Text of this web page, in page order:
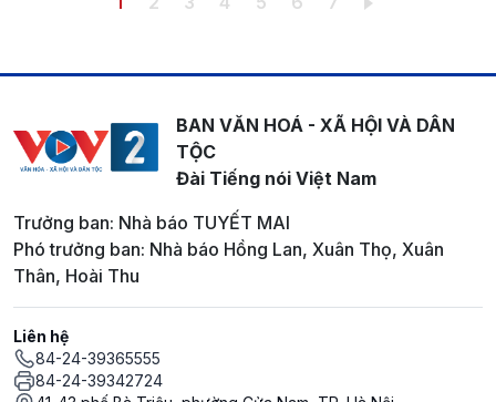
BAN VĂN HOÁ - XÃ HỘI VÀ DÂN
TỘC
Đài Tiếng nói Việt Nam
Trưởng ban: Nhà báo TUYẾT MAI
Phó trưởng ban: Nhà báo Hồng Lan, Xuân Thọ, Xuân
Thân, Hoài Thu
Liên hệ
84-24-39365555
84-24-39342724